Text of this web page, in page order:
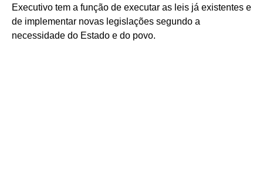
Executivo tem a função de executar as leis já existentes e
de implementar novas legislações segundo a
necessidade do Estado e do povo.